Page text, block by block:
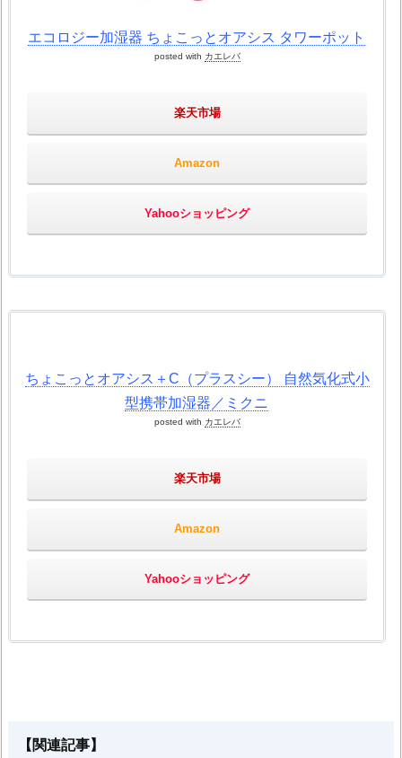
エコロジー加湿器 ちょこっとオアシス タワーポット
posted with カエレバ
楽天市場
Amazon
Yahooショッピング
ちょこっとオアシス＋C（プラスシー） 自然気化式小
型携帯加湿器／ミクニ
posted with カエレバ
楽天市場
Amazon
Yahooショッピング
【関連記事】